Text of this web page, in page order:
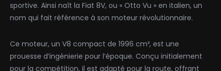
sportive. Ainsi naît la Fiat 8V, ou « Otto Vu » en italien, un
nom qui fait référence à son moteur révolutionnaire.
Ce moteur, un V8 compact de 1996 cm³, est une
prouesse d’ingénierie pour l’époque. Conçu initialement
pour la compétition, il est adapté pour la route, offrant